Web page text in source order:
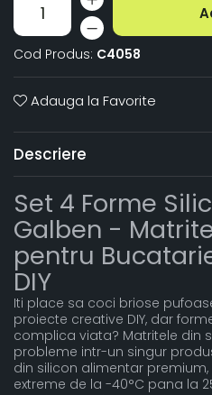
Cod Produs: C4058
Adauga la Favorite
Descriere
Set 4 Forme
Galben -
pentru
DIY
Iti place sa coci briose
proiecte creative DIY, dar
complica viata? Matritele din
probleme intr-un singur
din silicon alimentar
extreme de la -40°C pana la